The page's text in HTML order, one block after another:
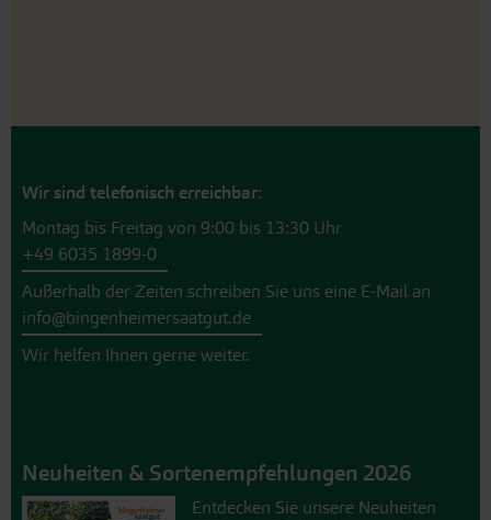
Wir sind telefonisch erreichbar:
Montag bis Freitag von 9:00 bis 13:30 Uhr
+49 6035 1899-0
Außerhalb der Zeiten schreiben Sie uns eine E-Mail an
info@bingenheimersaatgut.de
Wir helfen Ihnen gerne weiter.
Neuheiten & Sortenempfehlungen 2026
Entdecken Sie unsere Neuheiten